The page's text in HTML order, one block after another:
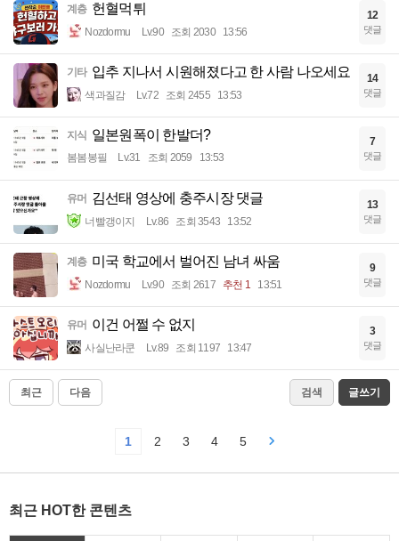
계층 헌혈먹튀
Nozdormu Lv.90 조회 2030 13:56
12
댓글
기타 입추 지나서 시원해졌다고 한 사람 나오세요
색과질감 Lv.72 조회 2455 13:53
14
댓글
지식 일본원폭이 한발더?
봄봄봉필 Lv.31 조회 2059 13:53
7
댓글
유머 김선태 영상에 충주시장 댓글
너빨갱이지 Lv.86 조회 3543 13:52
13
댓글
계층 미국 학교에서 벌어진 남녀 싸움
Nozdormu Lv.90 조회 2617 추천 1 13:51
9
댓글
유머 이건 어쩔 수 없지
사실난라쿤 Lv.89 조회 1197 13:47
3
댓글
최근 다음 검색 글쓰기
1 2 3 4 5
최근 HOT한 콘텐츠